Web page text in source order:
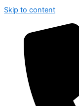
Skip to content